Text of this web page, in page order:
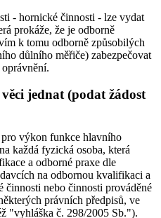
- hornické činnosti - lze vydat
prokáže, že je odborně
k tomu odborně způsobilých
důlního měřiče) zabezpečovat
jednat (podat žádost
výkon funkce hlavního
každá fyzická osoba, která
a odborné praxe dle
na odbornou kvalifikaci a
nebo činnosti prováděné
právních předpisů, ve
"vyhláška č. 298/2005 Sb.").